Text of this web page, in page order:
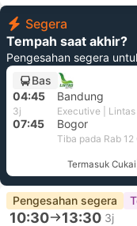
Segera
Tempah saat akhir?
Pengesahan segera
Bas
04:45 Bandung
3j Executive |
07:45 Bogor
Tiba pada Rab 12
Termasuk Cukai
Pengesahan segera
10:30 13:30 3j